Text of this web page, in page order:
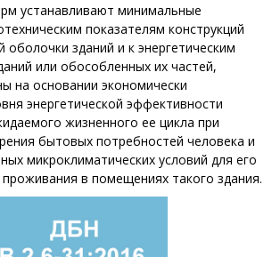
устанавливают минимальные
показателям конструкций
оболочки зданий и к энергетическим
или обособленных их частей,
на основании экономически
энергетической эффективности
жизненного ее цикла при
бытовых потребностей человека и
микроклиматических условий для его
в помещениях такого здания.